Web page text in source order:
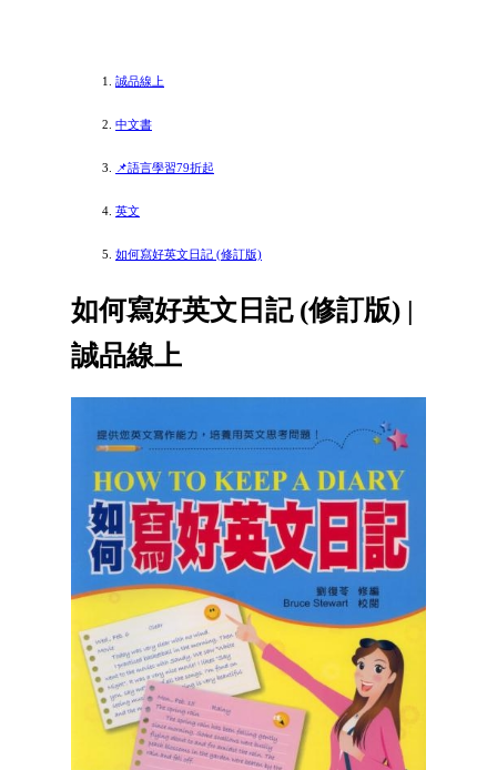
誠品線上
中文書
📌語言學習79折起
英文
如何寫好英文日記 (修訂版)
如何寫好英文日記 (修訂版) |
誠品線上